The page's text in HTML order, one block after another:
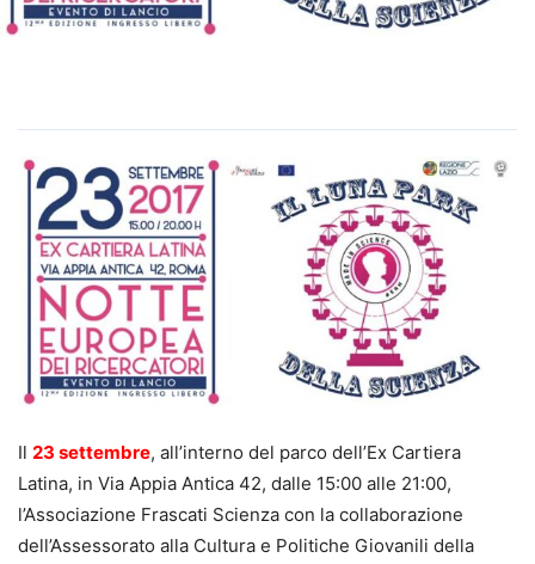
Il 23 settembre, all’interno del parco dell’Ex Cartiera
Latina, in Via Appia Antica 42, dalle 15:00 alle 21:00,
l’Associazione Frascati Scienza con la collaborazione
dell’Assessorato alla Cultura e Politiche Giovanili della